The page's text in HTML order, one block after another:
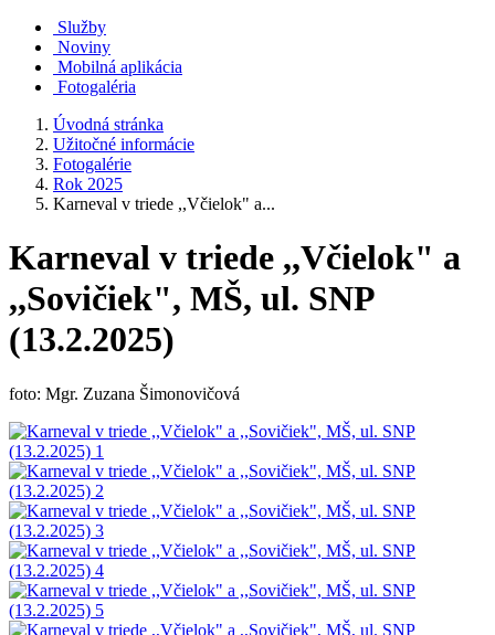
Služby
Noviny
Mobilná aplikácia
Fotogaléria
Úvodná stránka
Užitočné informácie
Fotogalérie
Rok 2025
Karneval v triede ,,Včielok" a...
Karneval v triede ,,Včielok" a
,,Sovičiek", MŠ, ul. SNP
(13.2.2025)
foto: Mgr. Zuzana Šimonovičová